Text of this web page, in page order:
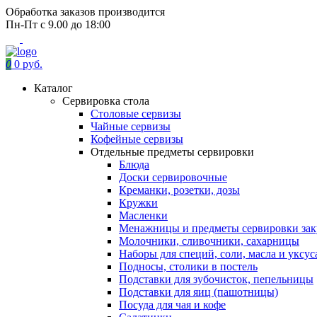
Обработка заказов производится
Пн-Пт с 9.00 до 18:00
0 0 руб.
Каталог
Сервировка стола
Столовые сервизы
Чайные сервизы
Кофейные сервизы
Отдельные предметы сервировки
Блюда
Доски сервировочные
Креманки, розетки, дозы
Кружки
Масленки
Менажницы и предметы сервировки
Молочники, сливочники, сахарницы
Наборы для специй, соли, масла и
Подносы, столики в постель
Подставки для зубочисток, пепельницы
Подставки для яиц (пашотницы)
Посуда для чая и кофе